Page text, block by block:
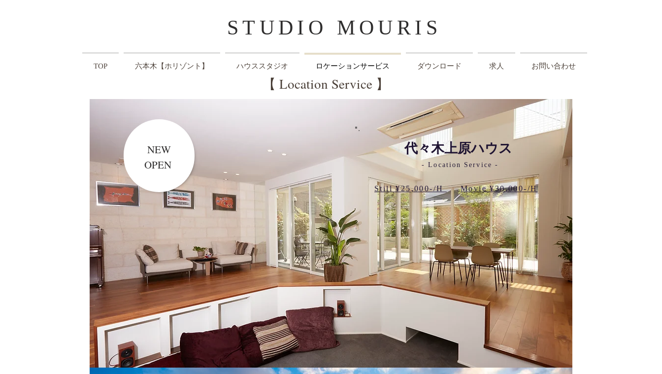
​STUDIO MOURIS
TOP 六本木【ホリゾント】 ハウススタジオ ロケーションサービス ダウンロード 求人 お問い合わせ
【 Location Service 】
代々木上原ハウス
- Location Service -
​Still ¥25,000-/H ​Movie ¥30,000-/H
NEW
OPEN